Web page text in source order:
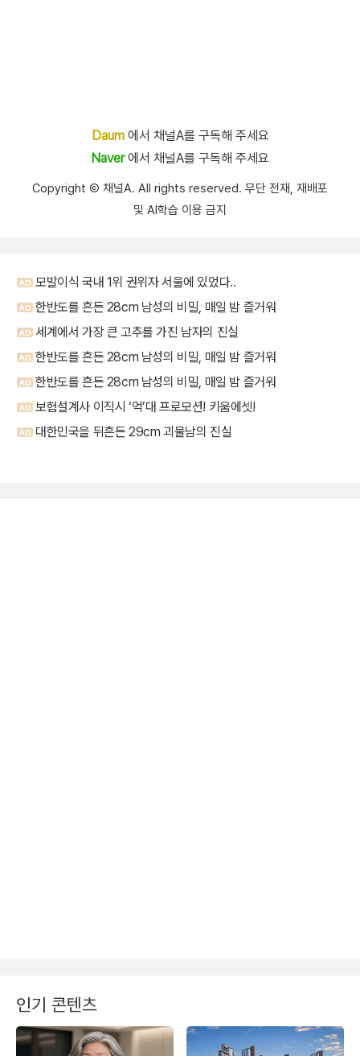
Daum에서 채널A를 구독해 주세요
Naver에서 채널A를 구독해 주세요
Copyright Ⓒ 채널A. All rights reserved. 무단 전재, 재배포
및 AI학습 이용 금지
인기 콘텐츠